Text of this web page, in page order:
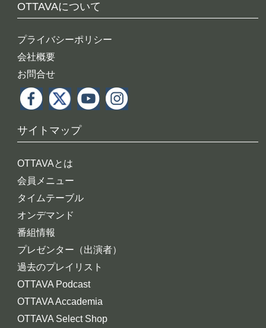
OTTAVAについて
プライバシーポリシー
会社概要
お問合せ
サイトマップ
OTTAVAとは
会員メニュー
タイムテーブル
オンデマンド
番組情報
プレゼンター（出演者）
過去のプレイリスト
OTTAVA Podcast
OTTAVA Accademia
OTTAVA Select Shop